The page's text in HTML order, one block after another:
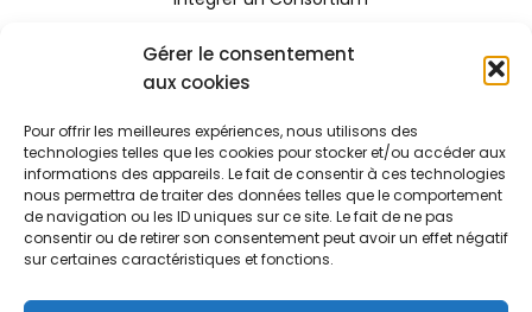
Gérer le consentement
aux cookies
Pour offrir les meilleures expériences, nous utilisons des
technologies telles que les cookies pour stocker et/ou accéder aux
informations des appareils. Le fait de consentir à ces technologies
nous permettra de traiter des données telles que le comportement
de navigation ou les ID uniques sur ce site. Le fait de ne pas
consentir ou de retirer son consentement peut avoir un effet négatif
sur certaines caractéristiques et fonctions.
Rejoindre le Réseau Stratexio
Gouvernance
Rapport d'activité
Consulter le certificat Qualiopi
Stratexio | Copyright © 2025